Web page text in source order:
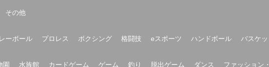
その他
ーボール プロレス ボクシング 格闘技 eスポーツ ハンドボール バスケ
園 水族館 カードゲーム ゲーム 釣り 脱出ゲーム ダンス ファッション